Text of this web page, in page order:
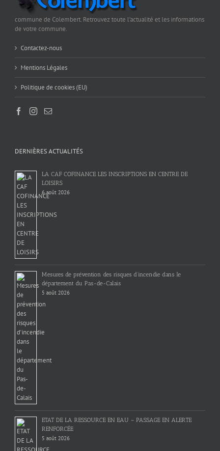
commune de Colembert. Retrouvez toute l'actualité et les informations
de votre commune.
Contactez-nous
Mentions Légales
Politique de cookies (EU)
DERNIÈRES ACTUALITÉS
LA CAF COFINANCE LES INSCRIPTIONS EN CENTRE DE
LOISIRS
6 août 2026
Mesures de prévention des risques d’incendie dans le
département du Pas-de-Calais
5 août 2026
ETAT DE LA RESSOURCE EN EAU – PASSAGE EN ALERTE
RENFORCÉE
5 août 2026